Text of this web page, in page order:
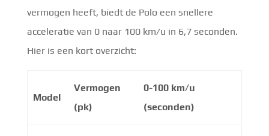
vermogen heeft, biedt de Polo een snellere
acceleratie van 0 naar 100 km/u in 6,7 seconden.
Hier is een kort overzicht:
Model
Vermogen
(pk)
0-100 km/u
(seconden)